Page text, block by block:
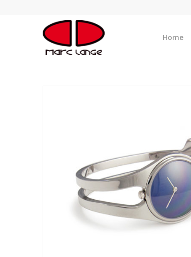
Home